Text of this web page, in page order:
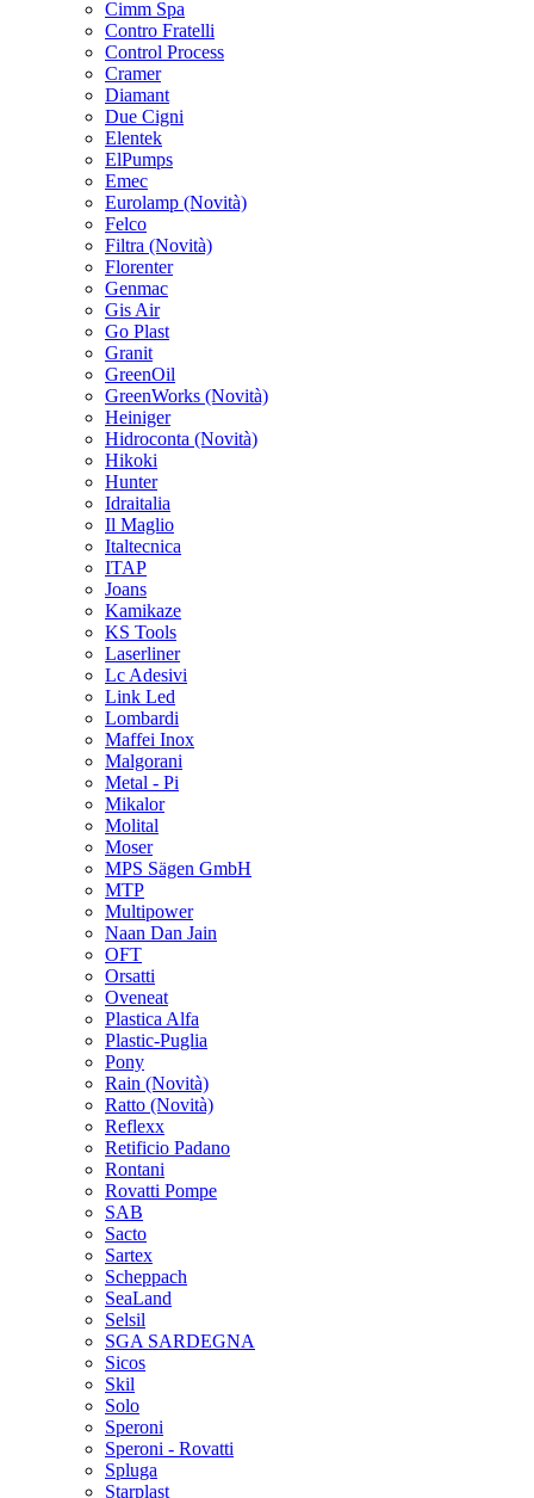
Cimm Spa
Contro Fratelli
Control Process
Cramer
Diamant
Due Cigni
Elentek
ElPumps
Emec
Eurolamp (Novità)
Felco
Filtra (Novità)
Florenter
Genmac
Gis Air
Go Plast
Granit
GreenOil
GreenWorks (Novità)
Heiniger
Hidroconta (Novità)
Hikoki
Hunter
Idraitalia
Il Maglio
Italtecnica
ITAP
Joans
Kamikaze
KS Tools
Laserliner
Lc Adesivi
Link Led
Lombardi
Maffei Inox
Malgorani
Metal - Pi
Mikalor
Molital
Moser
MPS Sägen GmbH
MTP
Multipower
Naan Dan Jain
OFT
Orsatti
Oveneat
Plastica Alfa
Plastic-Puglia
Pony
Rain (Novità)
Ratto (Novità)
Reflexx
Retificio Padano
Rontani
Rovatti Pompe
SAB
Sacto
Sartex
Scheppach
SeaLand
Selsil
SGA SARDEGNA
Sicos
Skil
Solo
Speroni
Speroni - Rovatti
Spluga
Starplast